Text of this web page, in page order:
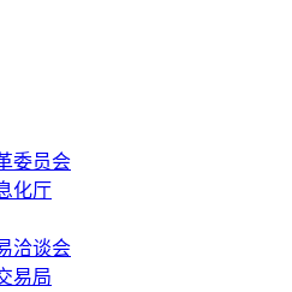
委员会
化厅
洽谈会
易局